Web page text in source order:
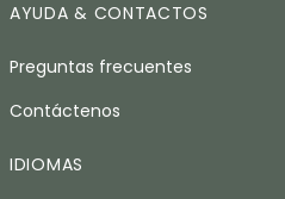
AYUDA & CONTACTOS
Preguntas frecuentes
Contáctenos
IDIOMAS